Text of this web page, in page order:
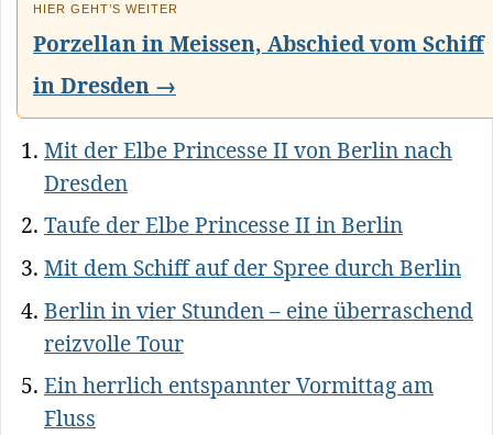
HIER GEHT’S WEITER
Porzellan in Meissen, Abschied vom Schiff
in Dresden →
Mit der Elbe Princesse II von Berlin nach
Dresden
Taufe der Elbe Princesse II in Berlin
Mit dem Schiff auf der Spree durch Berlin
Berlin in vier Stunden – eine überraschend
reizvolle Tour
Ein herrlich entspannter Vormittag am
Fluss